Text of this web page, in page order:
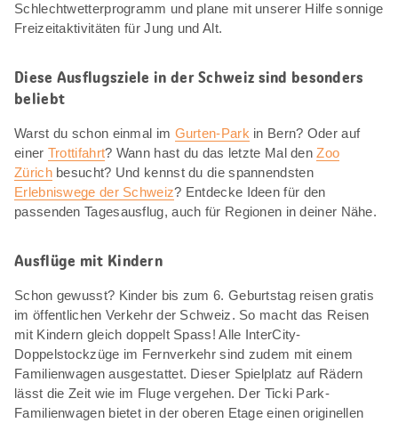
Schlechtwetterprogramm und plane mit unserer Hilfe sonnige
Freizeitaktivitäten für Jung und Alt.
Diese Ausflugsziele in der Schweiz sind besonders
beliebt
Warst du schon einmal im Gurten-Park in Bern? Oder auf
einer Trottifahrt? Wann hast du das letzte Mal denZoo
Zürichbesucht? Und kennst du die spannendsten
Erlebniswege der Schweiz? Entdecke Ideen für den
passenden Tagesausflug, auch für Regionen in deiner Nähe.
Ausflüge mit Kindern
Schon gewusst? Kinder bis zum 6. Geburtstag reisen gratis
im öffentlichen Verkehr der Schweiz. So macht das Reisen
mit Kindern gleich doppelt Spass! Alle InterCity-
Doppelstockzüge im Fernverkehr sind zudem mit einem
Familienwagen ausgestattet. Dieser Spielplatz auf Rädern
lässt die Zeit wie im Fluge vergehen. Der Ticki Park-
Familienwagen bietet in der oberen Etage einen originellen